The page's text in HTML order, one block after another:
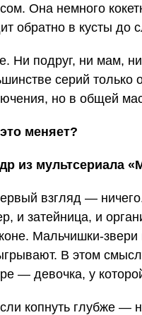
Она немного
обратно в кусты до
Ни подруг, ни мам,
серий только
но в общей
меняет?
взгляд —
и затейница, и
Мальчишки-звери
В этом
— девочка, у
копнуть глубже —